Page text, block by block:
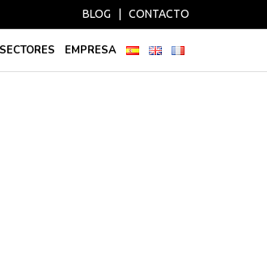
BLOG CONTACTO
SECTORES EMPRESA